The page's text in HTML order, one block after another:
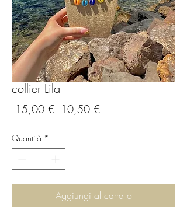
collier Lila
15,00 € Prezzo
10,50 €
Quantità *
Aggiungi al carrello